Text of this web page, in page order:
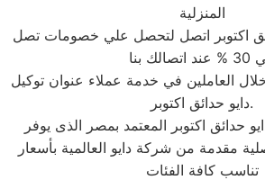
المنزلية
اكتوبر اتصل لتحصل علي خصومات تصل
بنا
العاملين في خدمة عملاء عنوان توكيل
دايو حدائق اكتوبر.
حدائق اكتوبر المعتمد بمصر الذى يوفر
مقدمة من شركة دايو العالمية بأسعار
تناسب كافة الفئات